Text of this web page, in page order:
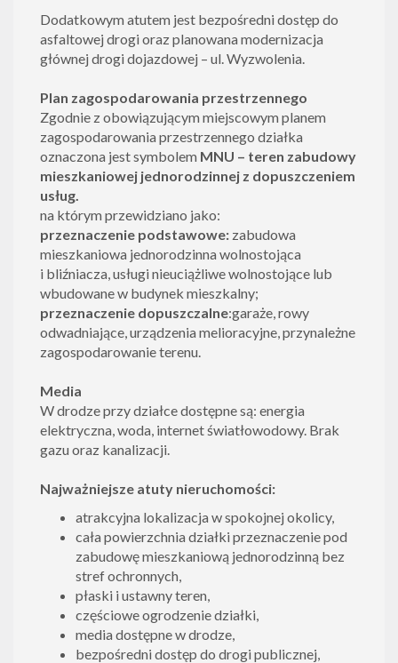
Dodatkowym atutem jest bezpośredni dostęp do
asfaltowej drogi oraz planowana modernizacja
głównej drogi dojazdowej – ul. Wyzwolenia.
Plan zagospodarowania przestrzennego
Zgodnie z obowiązującym miejscowym planem
zagospodarowania przestrzennego działka
oznaczona jest symbolem MNU – teren zabudowy
mieszkaniowej jednorodzinnej z dopuszczeniem
usług.
na którym przewidziano jako:
przeznaczenie podstawowe: zabudowa
mieszkaniowa jednorodzinna wolnostojąca
i bliźniacza, usługi nieuciążliwe wolnostojące lub
wbudowane w budynek mieszkalny;
przeznaczenie dopuszczalne:garaże, rowy
odwadniające, urządzenia melioracyjne, przynależne
zagospodarowanie terenu.
Media
W drodze przy działce dostępne są: energia
elektryczna, woda, internet światłowodowy. Brak
gazu oraz kanalizacji.
Najważniejsze atuty nieruchomości:
atrakcyjna lokalizacja w spokojnej okolicy,
cała powierzchnia działki przeznaczenie pod
zabudowę mieszkaniową jednorodzinną bez
stref ochronnych,
płaski i ustawny teren,
częściowe ogrodzenie działki,
media dostępne w drodze,
bezpośredni dostęp do drogi publicznej,